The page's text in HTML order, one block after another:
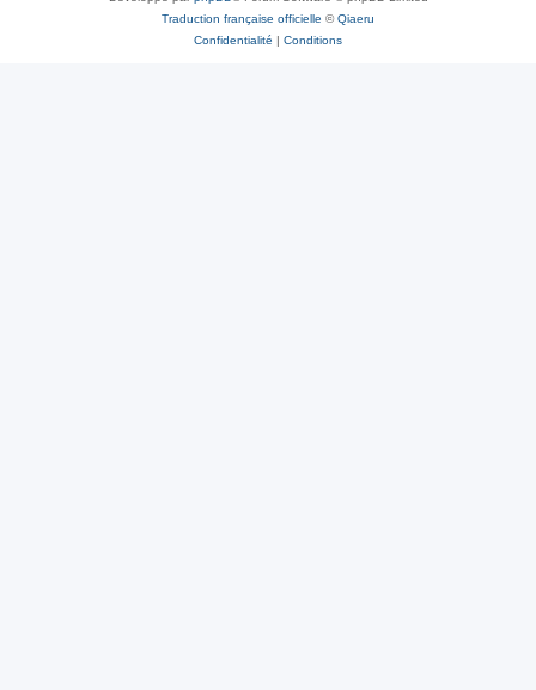
Traduction française officielle ©Qiaeru
Confidentialité | Conditions